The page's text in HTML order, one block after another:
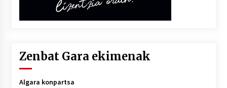
Zenbat Gara ekimenak
Algara konpartsa